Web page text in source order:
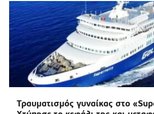
Τραυματισμός γυναίκας στο